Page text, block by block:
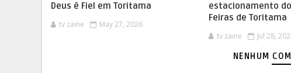
Deus é Fiel em Toritama
tv zaine May 27, 2026
estacionamento
Feiras de Toritama
tv zaine Jul 28,
NENHUM